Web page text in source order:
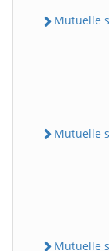
Mutuelle
Mutuelle
Mutuelle